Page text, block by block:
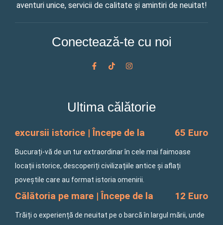
aventuri unice, servicii de calitate și amintiri de neuitat!
Conectează-te cu noi
F
a
o
k
f
T
i
I
n
r
a
Ultima călătorie
excursii istorice | Începe de la 65 Euro
Bucurați-vă de un tur extraordinar în cele mai faimoase
locații istorice, descoperiți civilizațiile antice și aflați
poveștile care au format istoria omenirii.
Călătoria pe mare | Începe de la 12 Euro
Trăiți o experiență de neuitat pe o barcă în largul mării, unde